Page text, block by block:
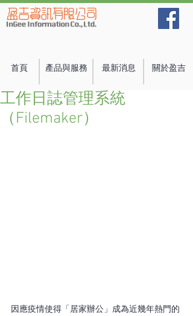
首頁 產品與服務 最新消息 關於盈吉
工作日誌管理系統
（Filemaker）
因應疫情使得「居家辦公」成為近幾年熱門的